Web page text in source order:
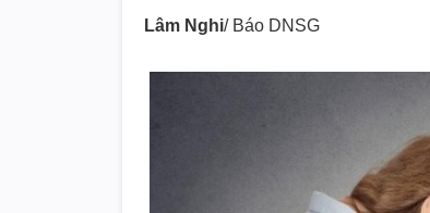
Lâm Nghi/ Báo DNSG